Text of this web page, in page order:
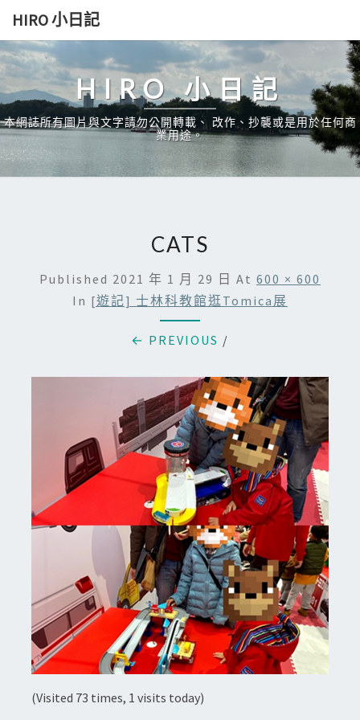
Skip
content
HIRO 小日記
HIRO 小日記
本網誌所有圖片與文字請勿公開轉載、 改作、抄襲或是用於任何商
業用途。
CATS
Published 2021 年 1 月 29 日 At 600 × 600
In [遊記] 士林科教館逛Tomica展
← PREVIOUS /
(Visited 73 times, 1 visits today)